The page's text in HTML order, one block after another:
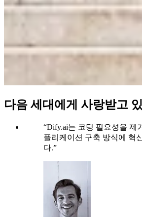
다음 세대 에게 사랑받고
“Dify.ai는 코딩 필요성을 제
플리케이션 구축 방식에 혁
다.”